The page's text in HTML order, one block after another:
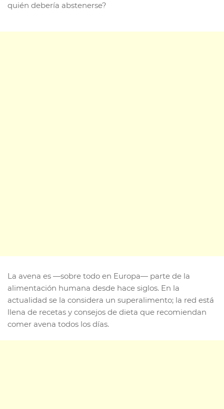
quién debería abstenerse?
La avena es —sobre todo en Europa— parte de la
alimentación humana desde hace siglos. En la
actualidad se la considera un superalimento; la red está
llena de recetas y consejos de dieta que recomiendan
comer avena todos los días.